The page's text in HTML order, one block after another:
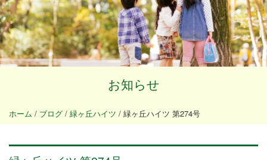
お知らせ
ホーム / ブログ / 緑ヶ丘ハイツ / 緑ヶ丘ハイツ 第274号